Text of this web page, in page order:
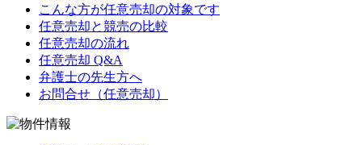
こんな方が任意売却の対象です
任意売却と競売の比較
任意売却の流れ
任意売却 Q&A
弁護士の先生方へ
お問合せ（任意売却）